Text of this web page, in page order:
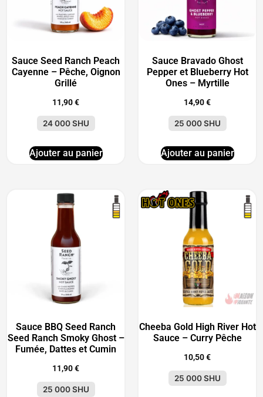
Sauce Seed Ranch Peach
Cayenne – Pêche, Oignon
Grillé
11,90€
24 000 SHU
Ajouter au panier
Sauce Bravado Ghost
Pepper et Blueberry Hot
Ones – Myrtille
14,90€
25 000 SHU
Ajouter au panier
Sauce BBQ Seed Ranch
Seed Ranch Smoky Ghost –
Fumée, Dattes et Cumin
11,90€
25 000 SHU
Cheeba Gold High River Hot
Sauce – Curry Pêche
10,50€
25 000 SHU